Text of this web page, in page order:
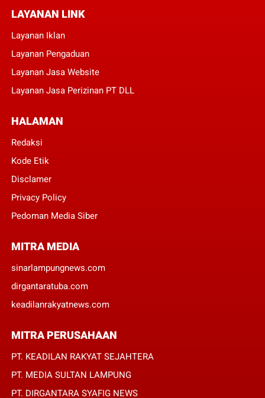
LAYANAN LINK
Layanan Iklan
Layanan Pengaduan
Layanan Jasa Website
Layanan Jasa Perizinan PT DLL
HALAMAN
Redaksi
Kode Etik
Disclamer
Privacy Policy
Pedoman Media Siber
MITRA MEDIA
sinarlampungnews.com
dirgantaratuba.com
keadilanrakyatnews.com
MITRA PERUSAHAAN
PT. KEADILAN RAKYAT SEJAHTERA
PT. MEDIA SULTAN LAMPUNG
PT. DIRGANTARA SYAFIG NEWS